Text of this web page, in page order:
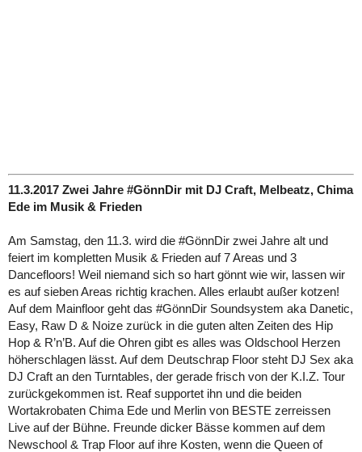
11.3.2017 Zwei Jahre #GönnDir mit DJ Craft, Melbeatz, Chima
Ede im Musik & Frieden
Am Samstag, den 11.3. wird die #GönnDir zwei Jahre alt und
feiert im kompletten Musik & Frieden auf 7 Areas und 3
Dancefloors! Weil niemand sich so hart gönnt wie wir, lassen wir
es auf sieben Areas richtig krachen. Alles erlaubt außer kotzen!
Auf dem Mainfloor geht das #GönnDir Soundsystem aka Danetic,
Easy, Raw D & Noize zurück in die guten alten Zeiten des Hip
Hop & R’n’B. Auf die Ohren gibt es alles was Oldschool Herzen
höherschlagen lässt. Auf dem Deutschrap Floor steht DJ Sex aka
DJ Craft an den Turntables, der gerade frisch von der K.I.Z. Tour
zurückgekommen ist. Reaf supportet ihn und die beiden
Wortakrobaten Chima Ede und Merlin von BESTE zerreissen
Live auf der Bühne. Freunde dicker Bässe kommen auf dem
Newschool & Trap Floor auf ihre Kosten, wenn die Queen of